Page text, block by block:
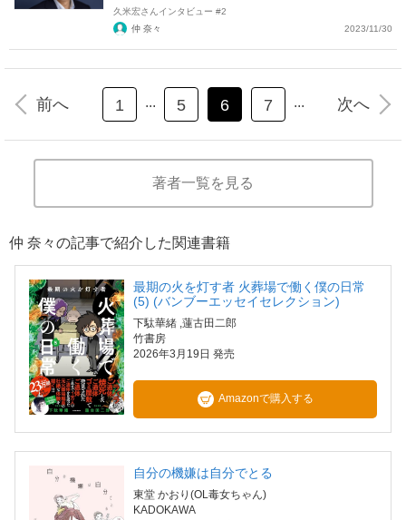
久米宏さんインタビュー #2
仲 奈々
2023/11/30
前へ 1 ... 5 6 7 ... 次へ
著者一覧を見る
仲 奈々の記事で紹介した関連書籍
最期の火を灯す者 火葬場で働く僕の日常
(5) (バンブーエッセイセレクション)
下駄華緒 ,蓮古田二郎
竹書房
2026年3月19日 発売
Amazonで購入する
自分の機嫌は自分でとる
東堂 かおり(OL毒女ちゃん)
KADOKAWA